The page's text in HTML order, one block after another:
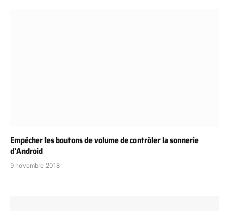
Empêcher les boutons de volume de contrôler la sonnerie
d’Android
9 novembre 2018